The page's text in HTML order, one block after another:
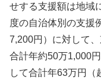
せする支援額は地域
度の自治体別の支援
7,200円）に対して
合計年約50万1,000
して合計年63万円（